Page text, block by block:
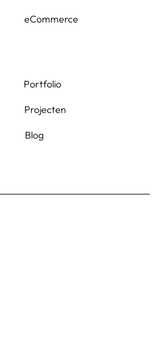
eCommerce
Portfolio
Projecten
Blog